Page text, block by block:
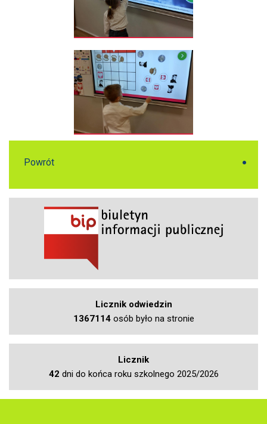
Powrót
Licznik odwiedzin
1367114osób było na stronie
Licznik
42 dni do końca roku szkolnego 2025/2026